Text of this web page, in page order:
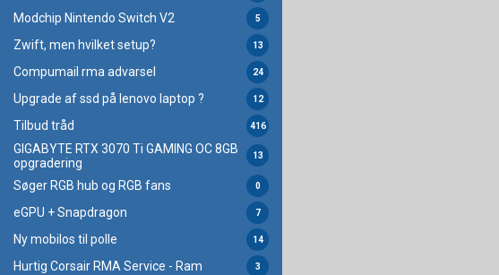
Modchip Nintendo Switch V2 5
Zwift, men hvilket setup? 13
Compumail rma advarsel 24
Upgrade af ssd på lenovo laptop ? 12
Tilbud tråd 416
GIGABYTE RTX 3070 Ti GAMING OC 8GB
opgradering
13
Søger RGB hub og RGB fans 0
eGPU + Snapdragon 7
Ny mobilos til polle 14
Hurtig Corsair RMA Service - Ram 3